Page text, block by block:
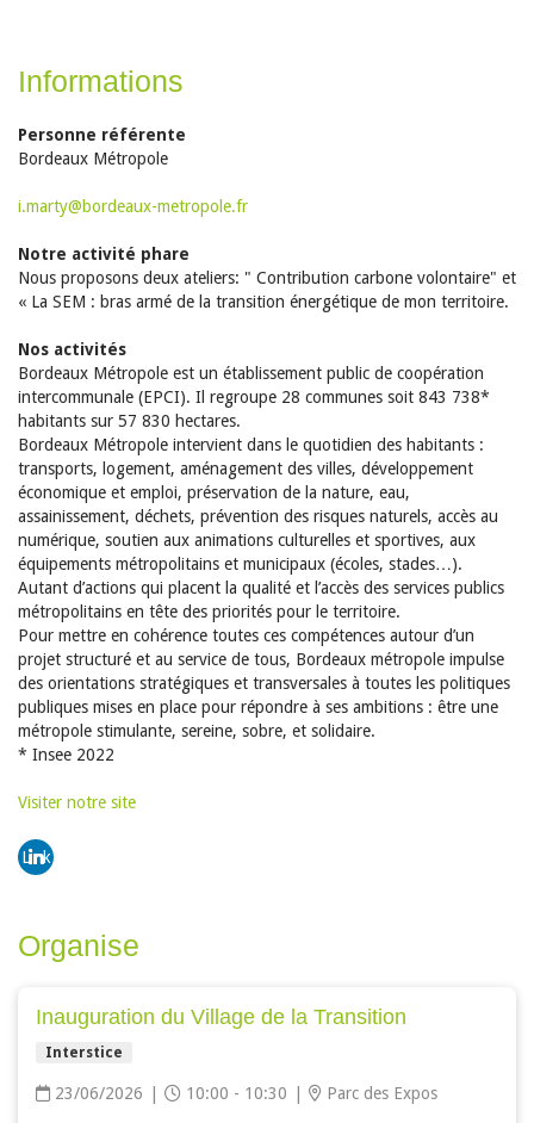
Informations
Personne référente
Bordeaux Métropole
i.marty@bordeaux-metropole.fr
Notre activité phare
Nous proposons deux ateliers: " Contribution carbone volontaire" et
« La SEM : bras armé de la transition énergétique de mon territoire.
Nos activités
Bordeaux Métropole est un établissement public de coopération
intercommunale (EPCI). Il regroupe 28 communes soit 843 738*
habitants sur 57 830 hectares.
Bordeaux Métropole intervient dans le quotidien des habitants :
transports, logement, aménagement des villes, développement
économique et emploi, préservation de la nature, eau,
assainissement, déchets, prévention des risques naturels, accès au
numérique, soutien aux animations culturelles et sportives, aux
équipements métropolitains et municipaux (écoles, stades…).
Autant d’actions qui placent la qualité et l’accès des services publics
métropolitains en tête des priorités pour le territoire.
Pour mettre en cohérence toutes ces compétences autour d’un
projet structuré et au service de tous, Bordeaux métropole impulse
des orientations stratégiques et transversales à toutes les politiques
publiques mises en place pour répondre à ses ambitions : être une
métropole stimulante, sereine, sobre, et solidaire.
* Insee 2022
Visiter notre site
Link
Organise
Inauguration du Village de la Transition
Interstice
23/06/2026 10:00 - 10:30 Parc des Expos